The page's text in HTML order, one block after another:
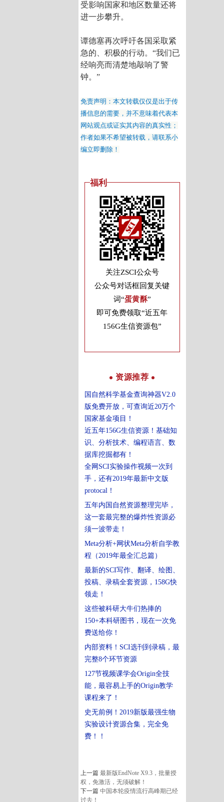
受影响国家和地区数量还将
进一步攀升。
谭德塞再次呼吁各国采取紧
急的、积极的行动。“我们已
经响亮而清楚地敲响了警
钟。”
免责声明：本文转载仅仅是出于传
播信息的需要，并不意味着代表本
网站观点或证实其内容的真实性；
作者如果不希望被转载，请联系小
编立即删除！
福利
关注ZSCI公众号
公众号对话框回复关键
词“蛋黄酥”
即可免费领取“近五年
156G生信资源包”
资源推荐
国自然科学基金查询神器V2.0
版免费开放，可查询近20万个
国家基金项目！
近五年156G生信资源！基础知
识、分析技术、编程语言、数
据库挖掘都有！
全网SCI实验操作视频一次到
手，还有2019年最新中文版
protocal！
五年内国自然资源整理完毕，
这一套最完整的爆炸性资源必
须一波带走！
Meta分析+网状Meta分析自学教
程（2019年最全汇总篇）
最新的SCI写作、翻译、绘图、
投稿、录稿全套资源，158G快
领走！
这些被科研大牛们热捧的
150+本科研图书，现在一次免
费送给你！
内部资料！SCI选刊到录稿，最
完整8个环节资源
127节视频课学会Origin全技
能，最容易上手的Origin教学
课程来了！
史无前例！2019新版最强生物
实验设计资源合集，完全免
费！
！
上一篇最新版EndNote X9.3，批量授
权，免激活，无须破解！
下一篇中国本轮疫情流行高峰期已经
过去！